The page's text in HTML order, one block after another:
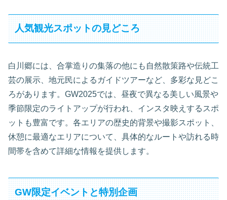
人気観光スポットの見どころ
白川郷には、合掌造りの集落の他にも自然散策路や伝統工
芸の展示、地元民によるガイドツアーなど、多彩な見どこ
ろがあります。GW2025では、昼夜で異なる美しい風景や
季節限定のライトアップが行われ、インスタ映えするスポ
ットも豊富です。各エリアの歴史的背景や撮影スポット、
休憩に最適なエリアについて、具体的なルートや訪れる時
間帯を含めて詳細な情報を提供します。
GW限定イベントと特別企画